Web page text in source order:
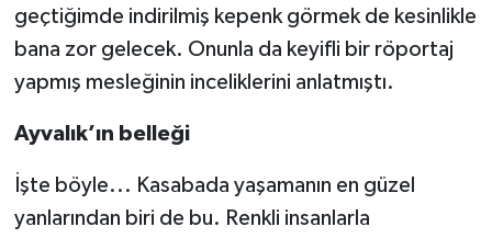
geçtiğimde indirilmiş kepenk görmek de kesinlikle
bana zor gelecek. Onunla da keyifli bir röportaj
yapmış mesleğinin inceliklerini anlatmıştı.
Ayvalık’ın belleği
İşte böyle... Kasabada yaşamanın en güzel
yanlarından biri de bu. Renkli insanlarla